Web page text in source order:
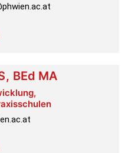
, BEd MA